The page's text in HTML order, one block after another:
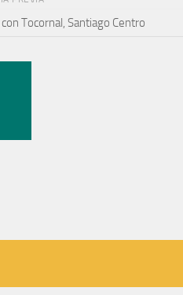
Tocornal, Santiago Centro